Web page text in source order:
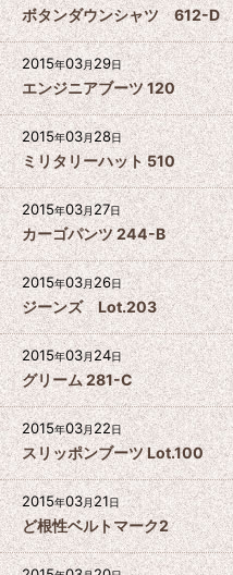
ボタンダウンシャツ 612-D
2015年03月29日
エンジニアブーツ 120
2015年03月 28日
ミリタリーハット 510
2015年03月 27日
カーゴパンツ 244-B
2015年03月26日
ジーンズ Lot.203
2015年03月 24日
グリーム 281-C
2015年03月 22日
スリッポンブーツ Lot.100
2015年03月21日
ど根性ベルトマーク2